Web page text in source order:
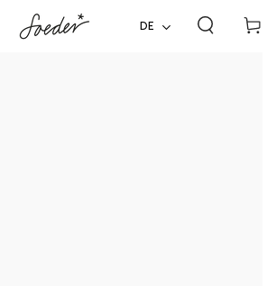
DE